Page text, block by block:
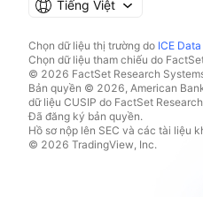
Tiếng Việt
Chọn dữ liệu thị trường do ICE
Chọn dữ liệu tham chiếu do
© 2026 FactSet Research
Bản quyền © 2026, American
dữ liệu CUSIP do FactSet
Đã đăng ký bản quyền.
Hồ sơ nộp lên SEC và các tài liệu
© 2026 TradingView, Inc.